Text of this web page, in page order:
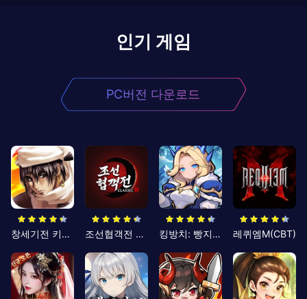
인기 게임
PC버전 다운로드
창세기전 키우기 조선협객전 클래식 킹방치: 빵지의 제왕 레퀴엠M(CBT)